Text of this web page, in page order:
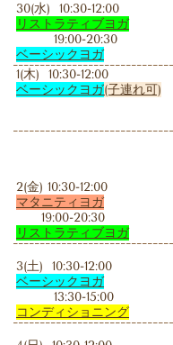
30(水) 10:30-12:00
リストラティブヨガ
19:00-20:30
ベーシックヨガ
1(木) 10:30-12:00
ベーシックヨガ(子連れ可)
2(金) 10:30-12:00
マタニティヨガ
19:00-20:30
リストラティブヨガ
3(土) 10:30-12:00
ベーシックヨガ
13:30-15:00
コンディショニング